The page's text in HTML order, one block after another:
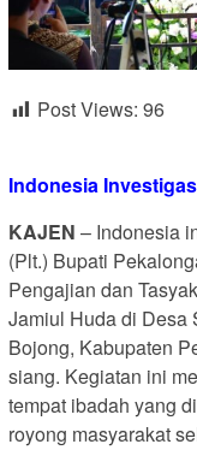
Post Views: 96
Indonesia
KAJEN – Indonesia
(Plt.) Bupati
Pengajian dan
Jamiul Huda di Desa
Bojong, Kabupaten
siang. Kegiatan ini
tempat ibadah yang
royong masyarakat